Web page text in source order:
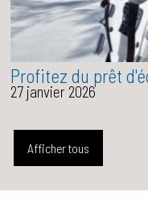
Profitez du prêt
27 janvier 2026
Afficher tous